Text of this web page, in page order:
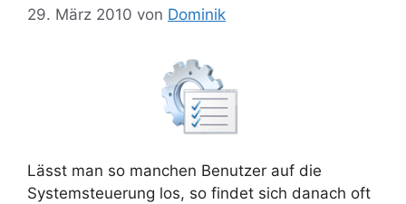
29. März 2010 von Dominik
Lässt man so manchen Benutzer auf die
Systemsteuerung los, so findet sich danach oft